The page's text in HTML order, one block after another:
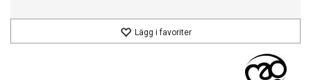
Lägg i favoriter